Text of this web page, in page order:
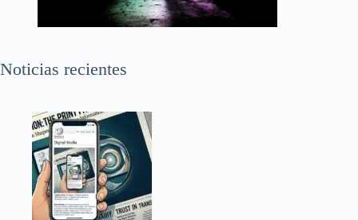
Noticias recientes